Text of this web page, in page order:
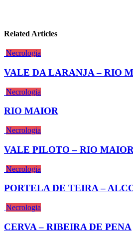
Related Articles
Necrologia
VALE DA LARANJA – RIO
Necrologia
RIO MAIOR
Necrologia
VALE PILOTO – RIO MAIOR
Necrologia
PORTELA DE TEIRA –
Necrologia
CERVA – RIBEIRA DE PENA